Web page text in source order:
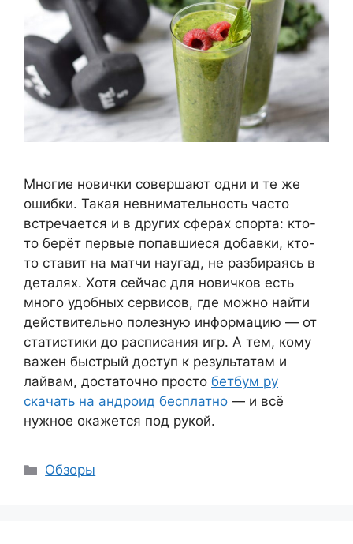
Многие новички совершают одни и те же
ошибки. Такая невнимательность часто
встречается и в других сферах спорта: кто-
то берёт первые попавшиеся добавки, кто-
то ставит на матчи наугад, не разбираясь в
деталях. Хотя сейчас для новичков есть
много удобных сервисов, где можно найти
действительно полезную информацию — от
статистики до расписания игр. А тем, кому
важен быстрый доступ к результатам и
лайвам, достаточно просто бетбум ру
скачать на андроид бесплатно — и всё
нужное окажется под рукой.
Рубрики
Обзоры